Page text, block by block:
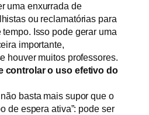
uma enxurrada de
ou reclamatórias para
Isso pode gerar uma
importante,
houver muitos professores.
controlar o uso efetivo do
basta mais supor que o
de espera ativa”: pode ser